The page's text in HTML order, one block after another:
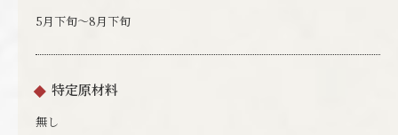
5月下旬～8月下旬
特定原材料
無し